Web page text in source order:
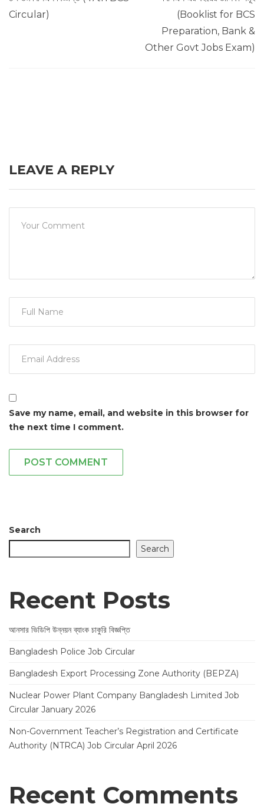
Circular)
(Booklist for BCS
Preparation, Bank &
Other Govt Jobs Exam)
LEAVE A REPLY
Save my name, email, and website in this browser for
the next time I comment.
POST COMMENT
Search
Search
Recent Posts
আনসার ভিডিপি উন্নয়ন ব্যাংক চাকুরি বিজ্ঞপ্তি
Bangladesh Police Job Circular
Bangladesh Export Processing Zone Authority (BEPZA)
Nuclear Power Plant Company Bangladesh Limited Job
Circular January 2026
Non-Government Teacher’s Registration and Certificate
Authority (NTRCA) Job Circular April 2026
Recent Comments